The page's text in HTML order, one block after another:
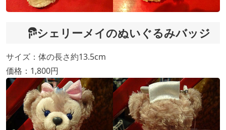
シェリーメイのぬいぐるみバッジ
サイズ：体の長さ約13.5cm
価格：1,800円